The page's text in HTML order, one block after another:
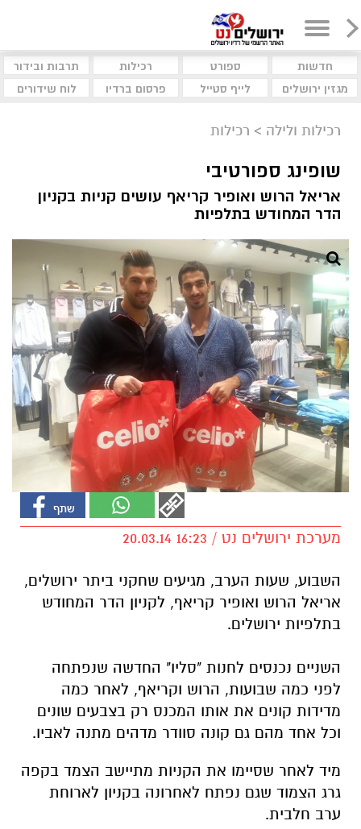
חדשות ספורט רכילות
תרבות ובידור
מגזין ירושלים
לייף סטייל פרסום ברדיו לוח שידורים
רכילות ולילה > רכילות
שופינג ספורטיבי
אריאל הרוש ואופיר קריאף עושים קניות בקניון
הדר המחודש בתלפיות
מערכת ירושלים נט / 16:23 20.03.14
השבוע, שעות הערב, מגיעים שחקני ביתר ירושלים,
אריאל הרוש ואופיר קריאף, לקניון הדר המחודש
בתלפיות ירושלים.
השניים נכנסים לחנות "סליו" החדשה שנפתחה
לפני כמה שבועות, הרוש וקריאף, לאחר כמה
מדידות קונים את אותו המכנס רק בצבעים שונים
וכל אחד מהם גם קונה סוודר מדהים מתנה לאביו.
מיד לאחר שסיימו את הקניות מתיישב הצמד בקפה
גרג הצמוד שגם נפתח לאחרונה בקניון לארוחת
ערב חלבית.